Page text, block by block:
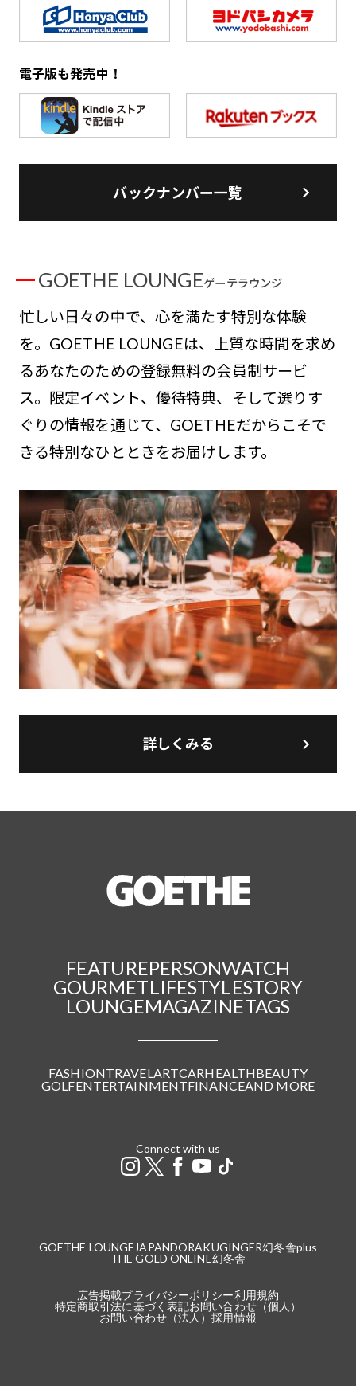
電子版も発売中！
バックナンバー一覧
GOETHE LOUNGEゲーテラウンジ
忙しい日々の中で、心を満たす特別な体験
を。GOETHE LOUNGEは、上質な時間を求め
るあなたのための登録無料の会員制サービ
ス。限定イベント、優待特典、そして選りす
ぐりの情報を通じて、GOETHEだからこそで
きる特別なひとときをお届けします。
詳しくみる
FEATUREPERSONWATCH
GOURMETLIFESTYLESTORY
LOUNGEMAGAZINETAGS
FASHIONTRAVELARTCARHEALTHBEAUTY
GOLFENTERTAINMENTFINANCEAND MORE
Connect with us
GOETHE LOUNGE JAPANDORAKUGINGER幻冬舎plus
THE GOLD ONLINE幻冬舎
広告掲載プライバシーポリシー利用規約
特定商取引法に基づく表記お問い合わせ（個人）
お問い合わせ（法人）採用情報